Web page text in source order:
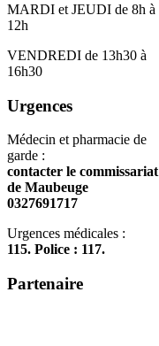
MARDI et JEUDI de 8h à
12h
VENDREDI de 13h30 à
16h30
Urgences
Médecin et pharmacie de
garde :
contacter le commissariat
de Maubeuge
0327691717
Urgences médicales :
115. Police : 117.
Partenaire